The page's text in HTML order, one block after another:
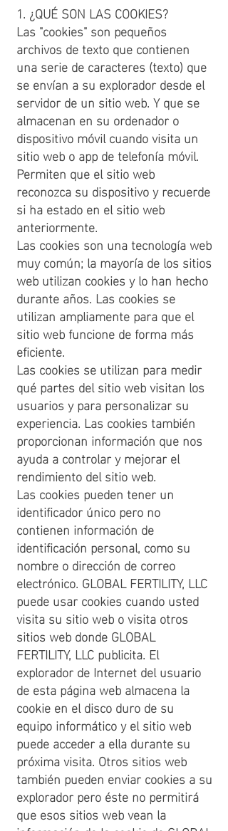
1. ¿QUÉ SON LAS COOKIES?
Las "cookies" son pequeños
archivos de texto que contienen
una serie de caracteres (texto) que
se envían a su explorador desde el
servidor de un sitio web. Y que se
almacenan en su ordenador o
dispositivo móvil cuando visita un
sitio web o app de telefonía móvil.
Permiten que el sitio web
reconozca su dispositivo y recuerde
si ha estado en el sitio web
anteriormente.
Las cookies son una tecnología web
muy común; la mayoría de los sitios
web utilizan cookies y lo han hecho
durante años. Las cookies se
utilizan ampliamente para que el
sitio web funcione de forma más
eficiente.
Las cookies se utilizan para medir
qué partes del sitio web visitan los
usuarios y para personalizar su
experiencia. Las cookies también
proporcionan información que nos
ayuda a controlar y mejorar el
rendimiento del sitio web.
Las cookies pueden tener un
identificador único pero no
contienen información de
identificación personal, como su
nombre o dirección de correo
electrónico. GLOBAL FERTILITY, LLC
puede usar cookies cuando usted
visita su sitio web o visita otros
sitios web donde GLOBAL
FERTILITY, LLC publicita. El
explorador de Internet del usuario
de esta página web almacena la
cookie en el disco duro de su
equipo informático y el sitio web
puede acceder a ella durante su
próxima visita. Otros sitios web
también pueden enviar cookies a su
explorador pero éste no permitirá
que esos sitios web vean la